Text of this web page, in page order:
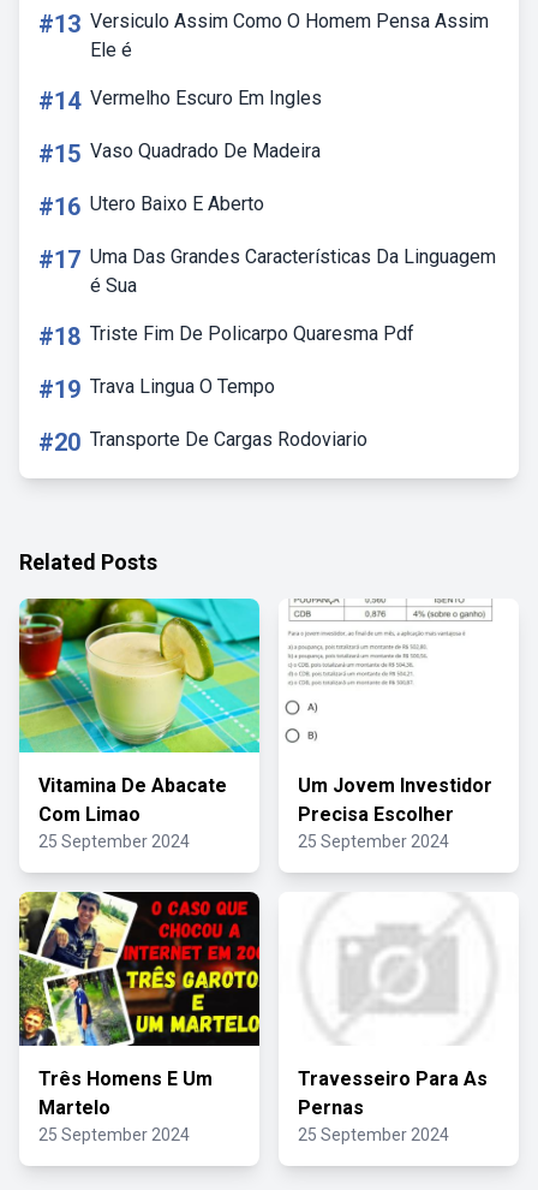
#13 Versiculo Assim Como O Homem Pensa Assim
Ele é
#14 Vermelho Escuro Em Ingles
#15 Vaso Quadrado De Madeira
#16 Utero Baixo E Aberto
#17 Uma Das Grandes Características Da Linguagem
é Sua
#18 Triste Fim De Policarpo Quaresma Pdf
#19 Trava Lingua O Tempo
#20 Transporte De Cargas Rodoviario
Related Posts
Vitamina De Abacate
Com Limao
25 September 2024
Um Jovem Investidor
Precisa Escolher
25 September 2024
Três Homens E Um
Martelo
25 September 2024
Travesseiro Para As
Pernas
25 September 2024